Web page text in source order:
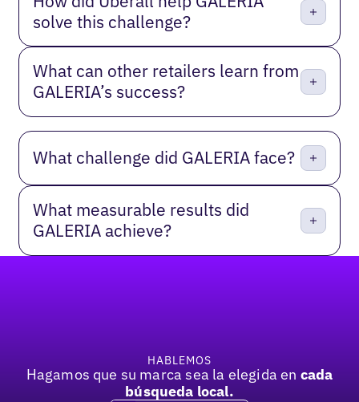
solve this challenge?
What can other retailers learn from
GALERIA’s success?
What challenge did GALERIA face?
What measurable results did
GALERIA achieve?
HABLEMOS
Hagamos que su marca sea la elegida en cada
búsqueda local.